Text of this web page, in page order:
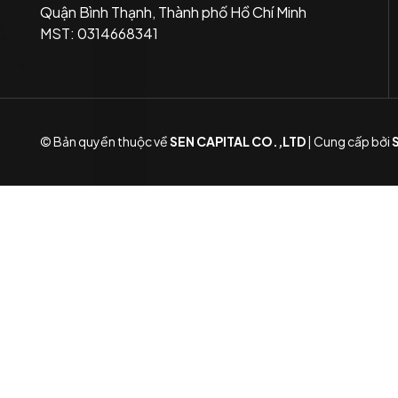
Quận Bình Thạnh, Thành phố Hồ Chí Minh
MST: 0314668341
© Bản quyền thuộc vềSEN CAPITAL CO.,LTD| Cung cấp bởi